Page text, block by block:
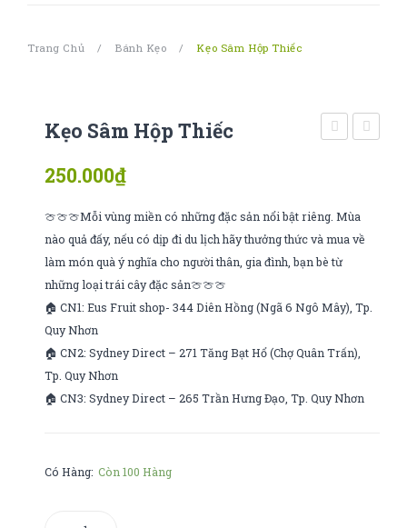
Trang Chủ / Bánh Kẹo / Kẹo Sâm Hộp Thiếc
Kẹo Sâm Hộp Thiếc
250.000₫
🍈🍈🍈Mỗi vùng miền có những đặc sản nổi bật riêng. Mùa
nào quả đấy, nếu có dịp đi du lịch hãy thưởng thức và mua về
làm món quà ý nghĩa cho người thân, gia đình, bạn bè từ
những loại trái cây đặc sản🍈🍈🍈
🏠 CN1: Eus Fruit shop- 344 Diên Hồng (Ngã 6 Ngô Mây), Tp.
Quy Nhơn
🏠 CN2: Sydney Direct – 271 Tăng Bạt Hổ (Chợ Quân Trấn),
Tp. Quy Nhơn
🏠 CN3: Sydney Direct – 265 Trần Hưng Đạo, Tp. Quy Nhơn
Có Hàng: Còn 100 Hàng